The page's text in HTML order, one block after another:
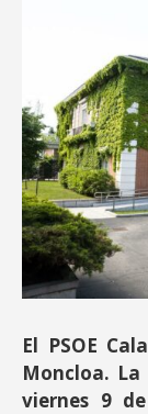
El PSOE
Moncloa.
viernes 9